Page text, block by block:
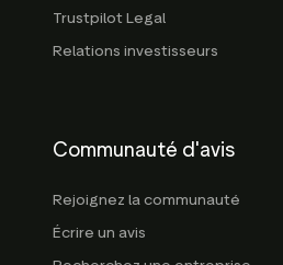
Trustpilot Legal
Relations investisseurs
Communauté d'avis
Rejoignez la communauté
Écrire un avis